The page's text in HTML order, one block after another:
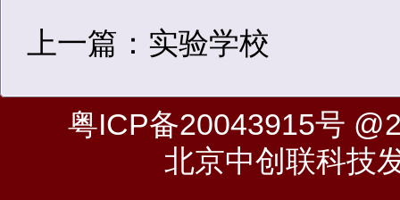
上一篇：实验学校
粤ICP备20043915号
北京中创联科技